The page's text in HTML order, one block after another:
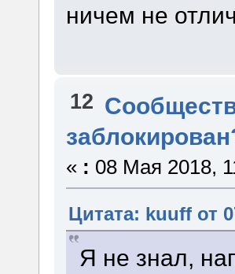
ничем не
12
« : 08 Мая 2018,
Цитата: kuuff от
Я не знал,